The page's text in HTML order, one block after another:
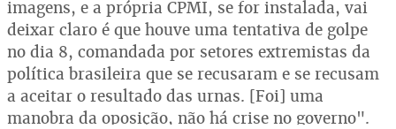
imagens, e a própria CPMI, se for instalada, vai
deixar claro é que houve uma tentativa de golpe
no dia 8, comandada por setores extremistas da
política brasileira que se recusaram e se recusam
a aceitar o resultado das urnas. [Foi] uma
manobra da oposição, não há crise no governo".